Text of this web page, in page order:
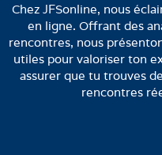
Chez JFSonline, nous
en ligne. Offrant des
rencontres, nous
utiles pour valoriser ton
assurer que tu trouves
rencontres